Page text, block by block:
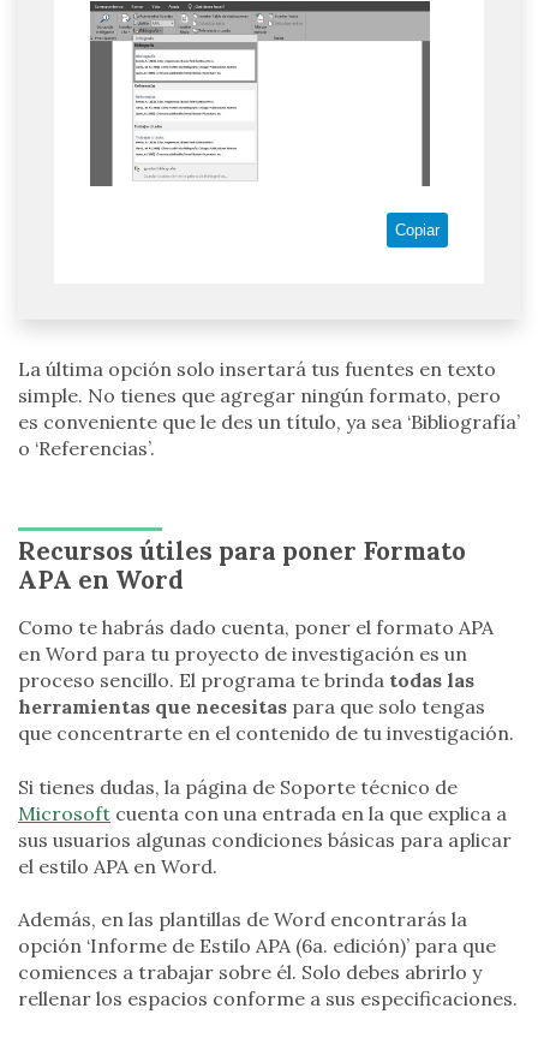
Copiar
La última opción solo insertará tus fuentes en texto
simple. No tienes que agregar ningún formato, pero
es conveniente que le des un título, ya sea ‘Bibliografía’
o ‘Referencias’.
Recursos útiles para poner Formato
APA en Word
Como te habrás dado cuenta, poner el formato APA
en Word para tu proyecto de investigación es un
proceso sencillo. El programa te brinda todas las
herramientas que necesitas para que solo tengas
que concentrarte en el contenido de tu investigación.
Si tienes dudas, la página de Soporte técnico de
Microsoft cuenta con una entrada en la que explica a
sus usuarios algunas condiciones básicas para aplicar
el estilo APA en Word.
Además, en las plantillas de Word encontrarás la
opción ‘Informe de Estilo APA (6a. edición)’ para que
comiences a trabajar sobre él. Solo debes abrirlo y
rellenar los espacios conforme a sus especificaciones.